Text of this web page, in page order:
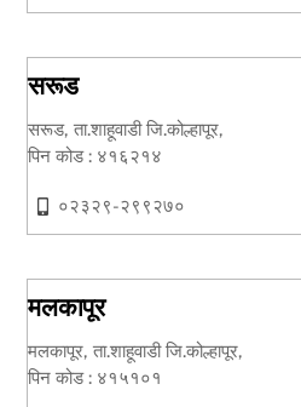
सरूड
सरूड, ता.शाहूवाडी जि.कोल्हापूर,
पिन कोड : ४१६२१४
०२३२९-२९९२७०
मलकापूर
मलकापूर, ता.शाहूवाडी जि.कोल्हापूर,
पिन कोड : ४१५१०१